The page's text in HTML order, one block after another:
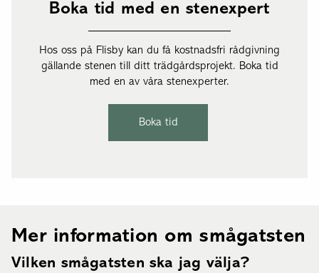
Boka tid med en stenexpert
Hos oss på Flisby kan du få kostnadsfri rådgivning
gällande stenen till ditt trädgårdsprojekt. Boka tid
med en av våra stenexperter.
Boka tid
Mer information om smågatsten
Vilken smågatsten ska jag välja?